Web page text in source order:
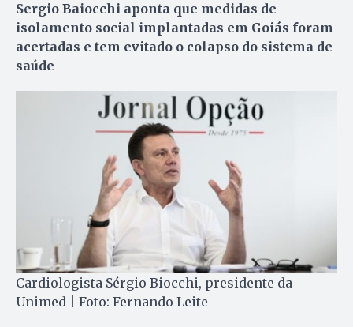
Sergio Baiocchi aponta que medidas de
isolamento social implantadas em Goiás foram
acertadas e tem evitado o colapso do sistema de
saúde
Cardiologista Sérgio Biocchi, presidente da
Unimed | Foto: Fernando Leite